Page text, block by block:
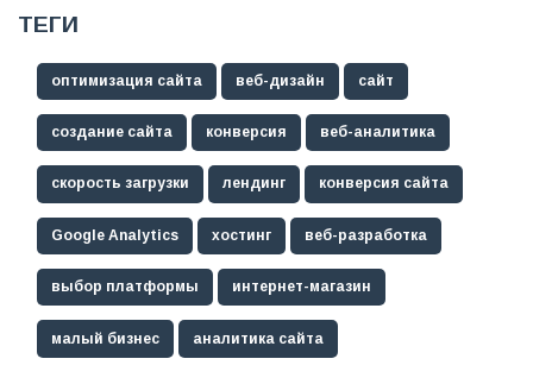
ТЕГИ
оптимизация сайта веб-дизайн сайт
создание сайта конверсия веб-аналитика
скорость загрузки лендинг конверсия сайта
Google Analytics хостинг веб-разработка
выбор платформы интернет-магазин
малый бизнес аналитика сайта